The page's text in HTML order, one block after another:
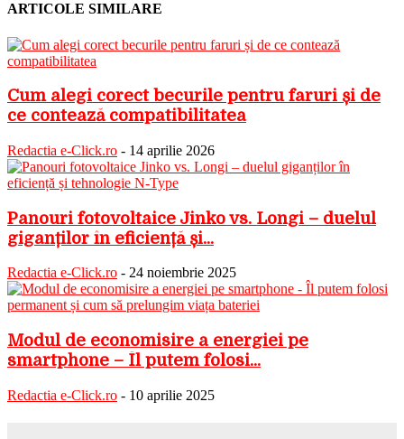
ARTICOLE SIMILARE
Cum alegi corect becurile pentru faruri și de
ce contează compatibilitatea
Redactia e-Click.ro - 14 aprilie 2026
Panouri fotovoltaice Jinko vs. Longi – duelul
giganților în eficiență și...
Redactia e-Click.ro - 24 noiembrie 2025
Modul de economisire a energiei pe
smartphone – Îl putem folosi...
Redactia e-Click.ro - 10 aprilie 2025